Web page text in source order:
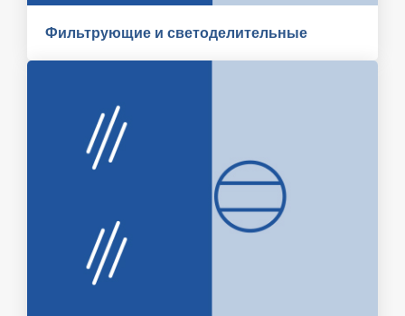
Фильтрующие и светоделительные